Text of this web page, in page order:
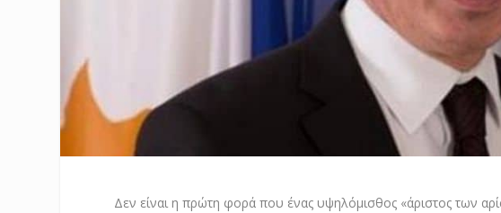
Δεν είναι η πρώτη φορά που ένας υψηλόμισθος «άριστος των